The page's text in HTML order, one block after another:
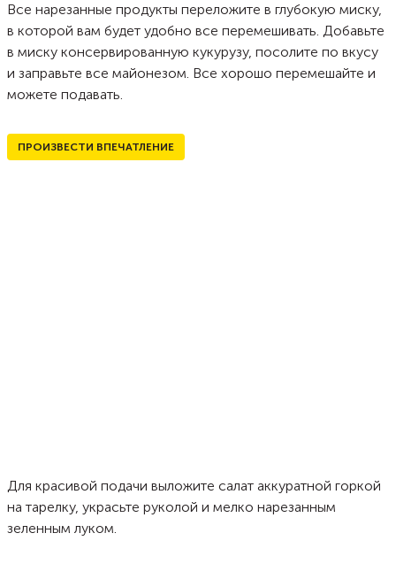
Все нарезанные продукты переложите в глубокую миску,
в которой вам будет удобно все перемешивать. Добавьте
в миску консервированную кукурузу, посолите по вкусу
и заправьте все майонезом. Все хорошо перемешайте и
можете подавать.
ПРОИЗВЕСТИ ВПЕЧАТЛЕНИЕ
Для красивой подачи выложите салат аккуратной горкой
на тарелку, украсьте руколой и мелко нарезанным
зеленным луком.